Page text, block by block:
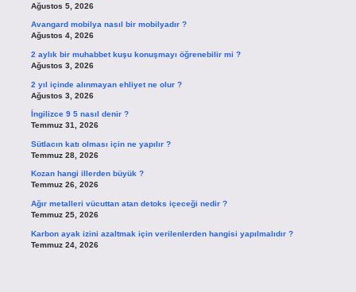
Ağustos 5, 2026
Avangard mobilya nasıl bir mobilyadır ?
Ağustos 4, 2026
2 aylık bir muhabbet kuşu konuşmayı öğrenebilir mi ?
Ağustos 3, 2026
2 yıl içinde alınmayan ehliyet ne olur ?
Ağustos 3, 2026
İngilizce 9 5 nasıl denir ?
Temmuz 31, 2026
Sütlacın katı olması için ne yapılır ?
Temmuz 28, 2026
Kozan hangi illerden büyük ?
Temmuz 26, 2026
Ağır metalleri vücuttan atan detoks içeceği nedir ?
Temmuz 25, 2026
Karbon ayak izini azaltmak için verilenlerden hangisi yapılmalıdır ?
Temmuz 24, 2026